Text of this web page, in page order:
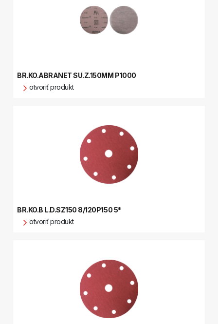
BR.KO.ABRANET SU.Z.150MM P1000
otvoriť produkt
BR.KO.B L.D.SZ150 8/120P150 5*
otvoriť produkt